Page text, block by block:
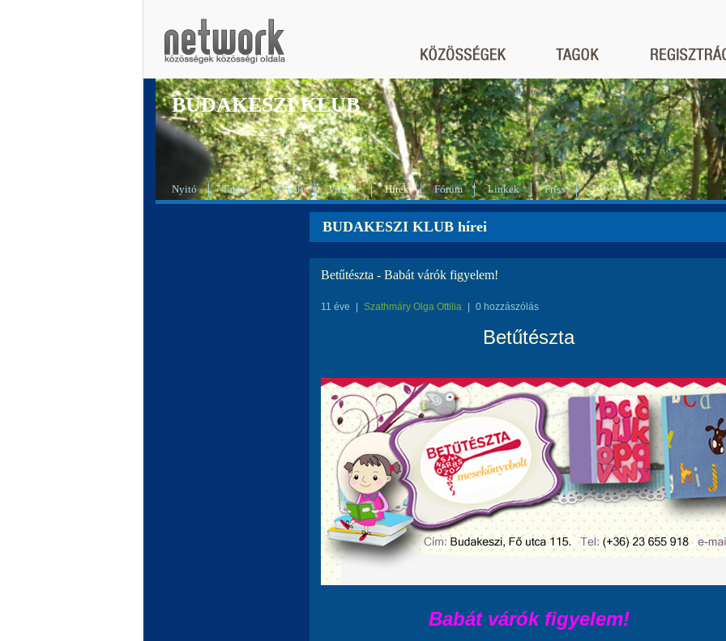
BUDAKESZI KLUB
Nyitó Tagok Képek Videók Hírek Fórum Linkek Friss
BUDAKESZI KLUB hírei
Betűtészta - Babát várók figyelem!
11 éve Szathmáry Olga Ottilia 0 hozzászólás
Betűtészta
Babát várók figyelem!